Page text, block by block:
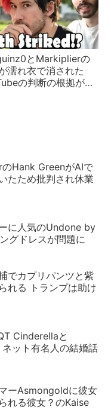
とMarkiplierの
濡れ衣で消された
の判断の根拠が不
Hank GreenがAIで
たため批判され休業
に人気のUndone by
グドレスが問題に
でカプリパンツと紫
れる トランプは助け
Cinderellaと
ット有名人の結婚話
ーAsmongoldに彼女
れる彼女？のKaise